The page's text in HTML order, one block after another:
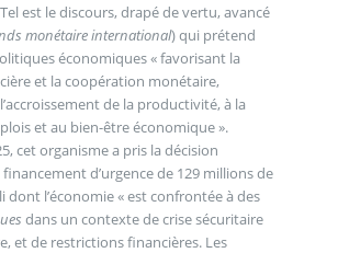
est le discours, drapé de vertu, avancé
monétaire international) qui prétend
économiques « favorisant la
et la coopération monétaire,
de la productivité, à la
et au bien-être économique ».
cet organisme a pris la décision
financement d’urgence de 129 millions de
dont l’économie « est confrontée à des
dans un contexte de crise sécuritaire
et de restrictions financières. Les